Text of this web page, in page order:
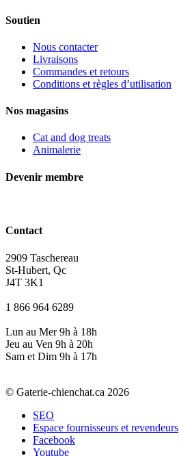
Soutien
Nous contacter
Livraisons
Commandes et retours
Conditions et règles d’utilisation
Nos magasins
Cat and dog treats
Animalerie
Devenir membre
Contact
2909 Taschereau
St-Hubert, Qc
J4T 3K1
1 866 964 6289
Lun au Mer 9h à 18h
Jeu au Ven 9h à 20h
Sam et Dim 9h à 17h
© Gaterie-chienchat.ca 2026
SEO
Espace fournisseurs et revendeurs
Facebook
Youtube